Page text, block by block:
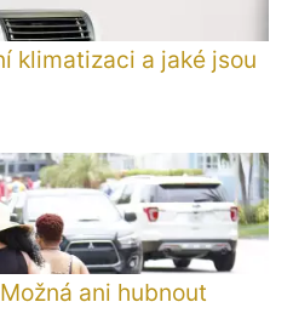
klimatizaci a jaké jsou
ani hubnout